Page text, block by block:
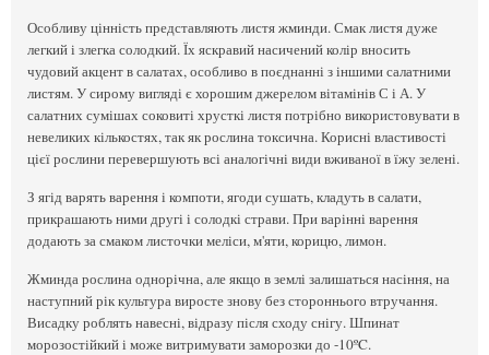
Особливу цінність представляють листя жминди. Смак листя дуже
легкий і злегка солодкий. Їх яскравий насичений колір вносить
чудовий акцент в салатах, особливо в поєднанні з іншими салатними
листям. У сирому вигляді є хорошим джерелом вітамінів С і А. У
салатних сумішах соковиті хрусткі листя потрібно використовувати в
невеликих кількостях, так як рослина токсична. Корисні властивості
цієї рослини перевершують всі аналогічні види вживаної в їжу зелені.
З ягід варять варення і компоти, ягоди сушать, кладуть в салати,
прикрашають ними другі і солодкі страви. При варінні варення
додають за смаком листочки меліси, м'яти, корицю, лимон.
Жминда рослина однорічна, але якщо в землі залишаться насіння, на
наступний рік культура виросте знову без стороннього втручання.
Висадку роблять навесні, відразу після сходу снігу. Шпинат
морозостійкий і може витримувати заморозки до -10ºC.